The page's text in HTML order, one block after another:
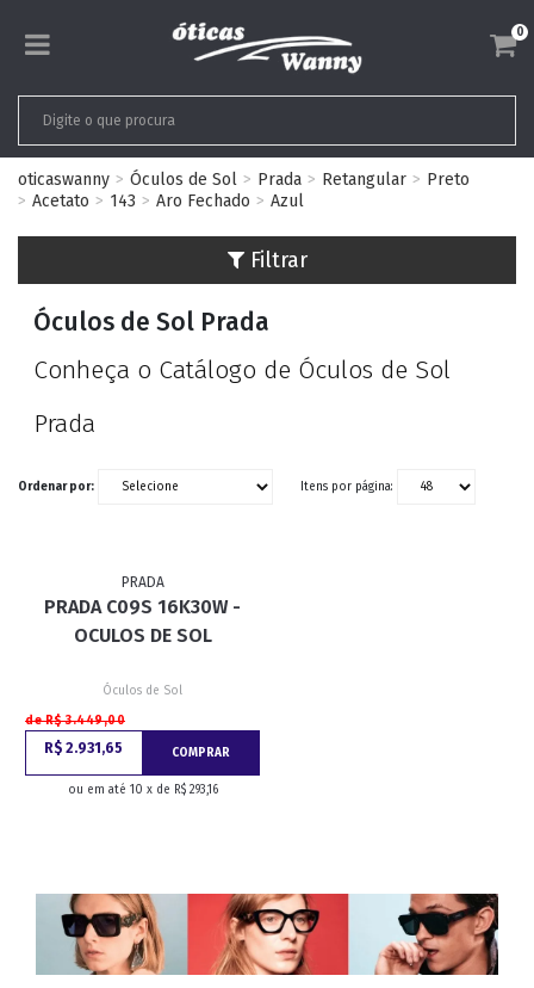
0
oticaswanny Óculos de Sol Prada Retangular
Preto
Acetato
143 Aro Fechado Azul
Filtrar
Óculos de Sol Prada
Conheça o Catálogo de Óculos de Sol
Prada
Ordenar por: Itens por página:
PRADA
PRADA C09S 16K30W -
OCULOS DE SOL
Óculos de Sol
de R$ 3.449,00
R$ 2.931,65 COMPRAR
ou em até 10 x de R$ 293,16